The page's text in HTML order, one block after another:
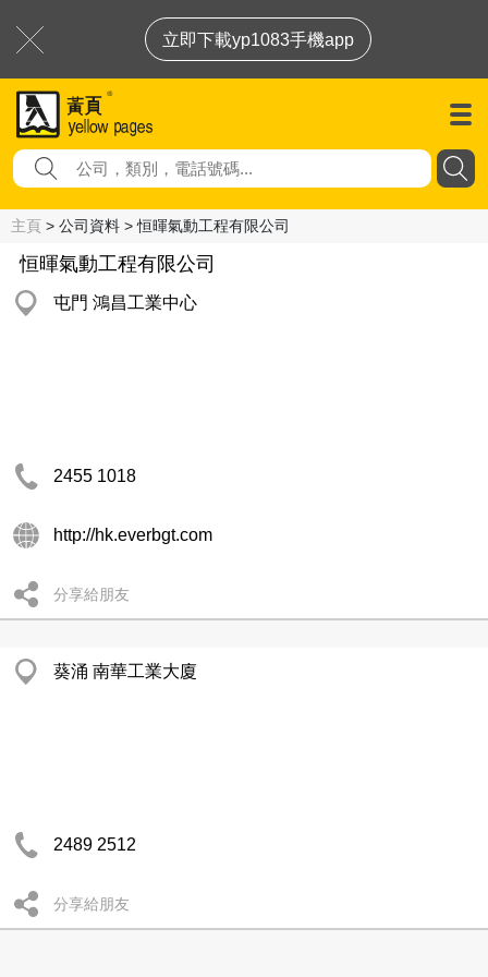
立即下載yp1083手機app
主頁 > 公司資料 > 恒暉氣動工程有限公司
恒暉氣動工程有限公司
屯門 鴻昌工業中心
2455 1018
http://hk.everbgt.com
分享給朋友
葵涌 南華工業大廈
2489 2512
分享給朋友